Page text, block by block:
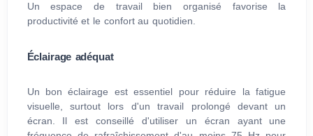
Un espace de travail bien organisé favorise la
productivité et le confort au quotidien.
Éclairage adéquat
Un bon éclairage est essentiel pour réduire la fatigue
visuelle, surtout lors d'un travail prolongé devant un
écran. Il est conseillé d'utiliser un écran ayant une